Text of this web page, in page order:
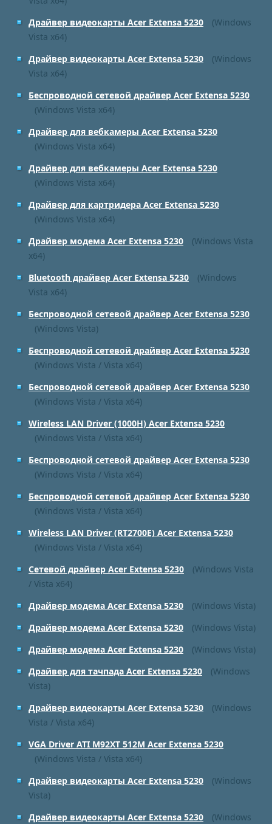
Драйвер видеокарты Acer Extensa 5230
(Windows
Vista x64)
Драйвер видеокарты Acer Extensa 5230
(Windows
Vista x64)
Беспроводной сетевой драйвер Acer Extensa 5230
(Windows Vista x64)
Драйвер для вебкамеры Acer Extensa 5230
(Windows Vista x64)
Драйвер для вебкамеры Acer Extensa 5230
(Windows Vista x64)
Драйвер для картридера Acer Extensa 5230
(Windows Vista x64)
Драйвер модема Acer Extensa 5230
(Windows Vista
x64)
Bluetooth драйвер Acer Extensa 5230
(Windows
Vista x64)
Беспроводной сетевой драйвер Acer Extensa 5230
(Windows Vista)
Беспроводной сетевой драйвер Acer Extensa 5230
(Windows Vista / Vista x64)
Беспроводной сетевой драйвер Acer Extensa 5230
(Windows Vista / Vista x64)
Wireless LAN Driver (1000H) Acer Extensa 5230
(Windows Vista / Vista x64)
Беспроводной сетевой драйвер Acer Extensa 5230
(Windows Vista / Vista x64)
Беспроводной сетевой драйвер Acer Extensa 5230
(Windows Vista / Vista x64)
Wireless LAN Driver (RT2700E) Acer Extensa 5230
(Windows Vista / Vista x64)
Сетевой драйвер Acer Extensa 5230
(Windows Vista
/ Vista x64)
Драйвер модема Acer Extensa 5230
(Windows Vista)
Драйвер модема Acer Extensa 5230
(Windows Vista)
Драйвер модема Acer Extensa 5230
(Windows Vista)
Драйвер для тачпада Acer Extensa 5230
(Windows
Vista)
Драйвер видеокарты Acer Extensa 5230
(Windows
Vista / Vista x64)
VGA Driver ATI M92XT 512M Acer Extensa 5230
(Windows Vista / Vista x64)
Драйвер видеокарты Acer Extensa 5230
(Windows
Vista)
Драйвер видеокарты Acer Extensa 5230
(Windows